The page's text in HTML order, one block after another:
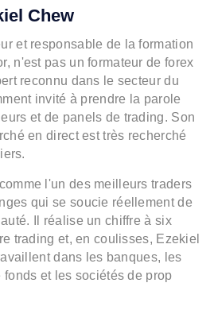
Chew
et responsable de la formation
n'est pas un formateur de forex
reconnu dans le secteur du
invité à prendre la parole
et de panels de trading. Son
en direct est très recherché
l'un des meilleurs traders
qui se soucie réellement de
Il réalise un chiffre à six
trading et, en coulisses, Ezekiel
dans les banques, les
et les sociétés de prop